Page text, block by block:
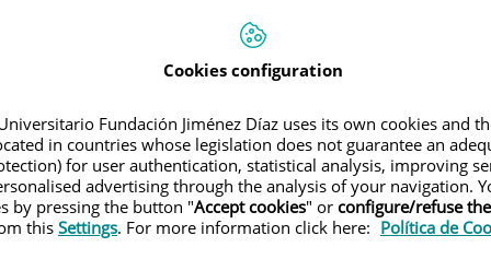
Investigación
Teléfono de atención al usuario900 301 013
Cookies configuration
Fundación Jiménez Díaz uses its own cookies and
in countries whose legislation does not guarantee an
for user authentication, statistical analysis, improving
advertising through the analysis of your navigation.
by pressing the button "Accept cookies" or configure/refuse
thisSettings. For more information click here: Política de